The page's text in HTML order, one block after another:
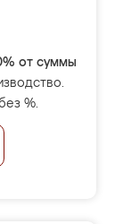
от суммы
%.